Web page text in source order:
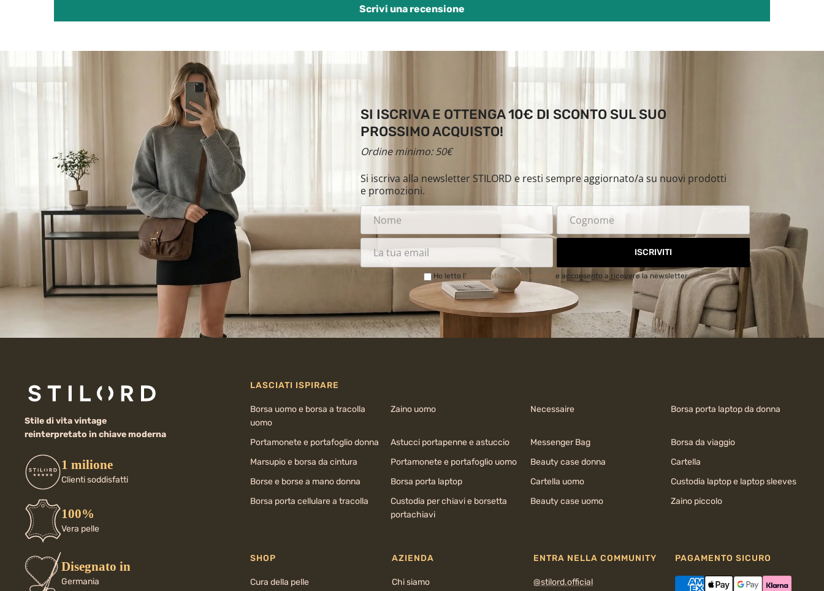
Scrivi una recensione
SI ISCRIVA E OTTENGA 10€ DI SCONTO SUL SUO
PROSSIMO ACQUISTO!
Ordine minimo: 50€
Si iscriva alla newsletter STILORD e resti sempre aggiornato/a su nuovi prodotti
e promozioni.
ISCRIVITI
Ho letto l' Informativa sulla privacy e acconsento a ricevere la newsletter.
Stile di vita vintage
reinterpretato in chiave moderna
1 milione
Clienti soddisfatti
100%
Vera pelle
Disegnato in
Germania
LASCIATI ISPIRARE
Borsa uomo e borsa a tracolla
uomo
Zaino uomo Necessaire Borsa porta laptop da donna
Portamonete e portafoglio donna Astucci portapenne e astuccio Messenger Bag
Borsa da viaggio
Marsupio e borsa da cintura
Portamonete e portafoglio uomo Beauty case donna
Cartella
Borse e borse a mano donna
Borsa porta laptop Cartella uomo
Custodia laptop e laptop sleeves
Borsa porta cellulare a tracolla
Custodia per chiavi e borsetta
portachiavi
Beauty case uomo Zaino piccolo
SHOP
Cura della pelle
AZIENDA
Chi siamo
ENTRA NELLA COMMUNITY
@stilord.official
PAGAMENTO SICURO